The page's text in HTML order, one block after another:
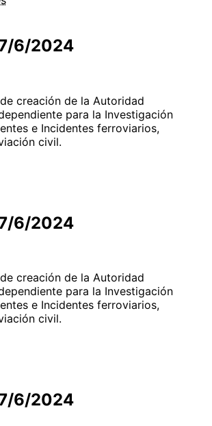
6/2024
creación de la Autoridad
para la Investigación
e Incidentes ferroviarios,
civil.
6/2024
creación de la Autoridad
para la Investigación
e Incidentes ferroviarios,
civil.
6/2024